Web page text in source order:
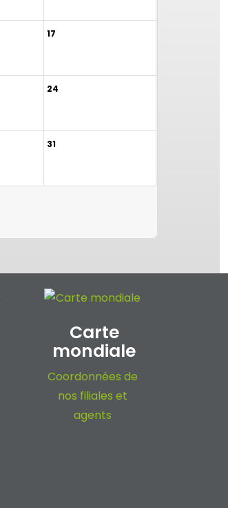
17
24
31
Carte
mondiale
Coordonnées de
nos filiales et
agents